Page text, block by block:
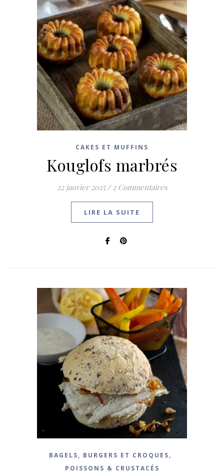
CAKES ET MUFFINS
Kouglofs marbrés
22 janvier 2025 / 2 Commentaires
LIRE LA SUITE
BAGELS, BURGERS ET CROQUES,
POISSONS & CRUSTACÉS